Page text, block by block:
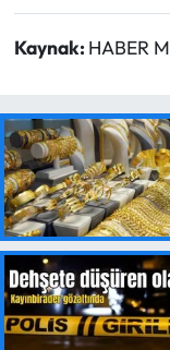
Kaynak: HABER